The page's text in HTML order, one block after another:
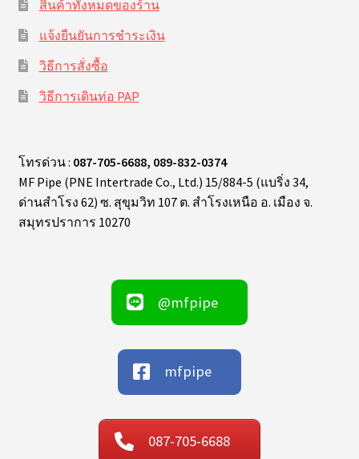
สินค้าทั้งหมดของร้าน
แจ้งยืนยันการชำระเงิน
วิธีการสั่งซื้อ
วิธีการเดินท่อ PAP
โทรด่วน : 087-705-6688, 089-832-0374
MF Pipe (PNE Intertrade Co., Ltd.) 15/884-5 (แบริ่ง 34,
ด่านสำโรง 62) ซ. สุขุมวิท 107 ต. สำโรงเหนือ อ. เมือง จ.
สมุทรปราการ 10270
@mfpipe
mfpipe
087-705-6688